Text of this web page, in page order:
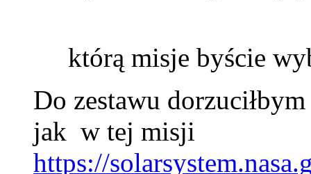
którą misje byście
Do zestawu
jak w tej misji
https://